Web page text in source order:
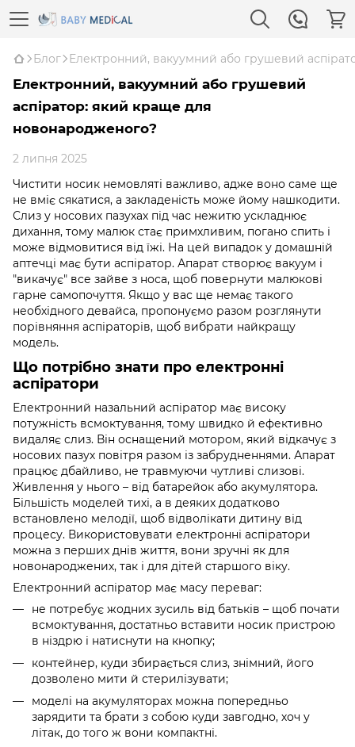
Блог Електронний, вакуумний або грушевий
Електронний, вакуумний або грушевий
аспіратор: який краще для
новонародженого?
2 липня 2025
Чистити носик немовляті важливо, адже воно саме ще
не вміє сякатися, а закладеність може йому нашкодити.
Слиз у носових пазухах під час нежитю ускладнює
дихання, тому малюк стає примхливим, погано спить і
може відмовитися від їжі. На цей випадок у домашній
аптечці має бути аспіратор. Апарат створює вакуум і
"викачує" все зайве з носа, щоб повернути малюкові
гарне самопочуття. Якщо у вас ще немає такого
необхідного девайса, пропонуємо разом розглянути
порівняння аспіраторів, щоб вибрати найкращу
модель.
Що потрібно знати про електронні
аспіратори
Електронний назальний аспіратор має високу
потужність всмоктування, тому швидко й ефективно
видаляє слиз. Він оснащений мотором, який відкачує з
носових пазух повітря разом із забрудненнями. Апарат
працює дбайливо, не травмуючи чутливі слизові.
Живлення у нього – від батарейок або акумулятора.
Більшість моделей тихі, а в деяких додатково
встановлено мелодії, щоб відволікати дитину від
процесу. Використовувати електронні аспіратори
можна з перших днів життя, вони зручні як для
новонароджених, так і для дітей старшого віку.
Електронний аспіратор має масу переваг:
не потребує жодних зусиль від батьків – щоб почати
всмоктування, достатньо вставити носик пристрою
в ніздрю і натиснути на кнопку;
контейнер, куди збирається слиз, знімний, його
дозволено мити й стерилізувати;
моделі на акумуляторах можна попередньо
зарядити та брати з собою куди завгодно, хоч у
літак, до того ж вони компактні.